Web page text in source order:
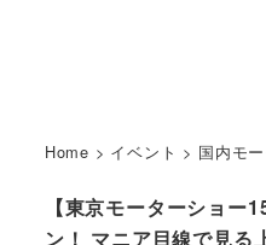
Home > イベント > 国内モ
【東京モーターショー
ン！ マニア目線で見る